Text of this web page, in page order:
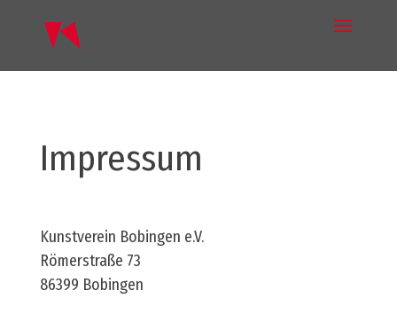
Impressum
Kunstverein Bobingen e.V.
Römerstraße 73
86399 Bobingen